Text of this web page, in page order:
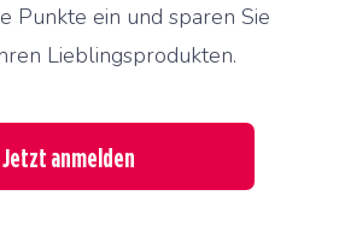
Punkte ein und sparen Sie
Lieblingsprodukten.
Jetzt anmelden